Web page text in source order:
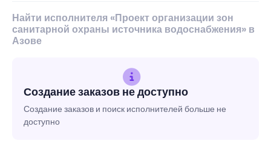
Найти исполнителя «Проект организации зон
санитарной охраны источника водоснабжения» в
Азове
Создание заказов не доступно
Создание заказов и поиск исполнителей больше не
доступно